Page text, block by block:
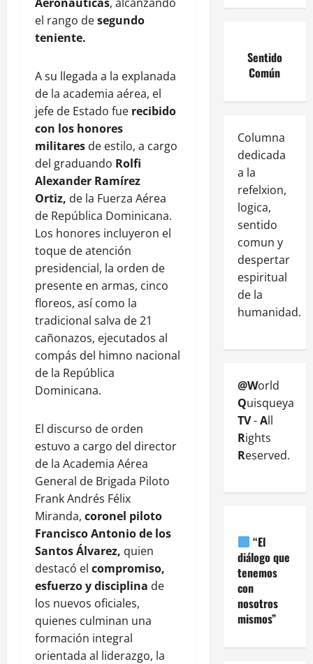
el rango desegundo
teniente.
A su llegada a la explanada
de la academia aérea, el
jefe de Estado fue recibido
con los honores
militares de estilo, a cargo
del graduando Rolfi
Alexander Ramírez
Ortiz, de la Fuerza Aérea
de República Dominicana.
Los honores incluyeron el
toque de atención
presidencial, la orden de
presente en armas, cinco
floreos, así como la
tradicional salva de 21
cañonazos, ejecutados al
compás del himno nacional
de la República
Dominicana.
El discurso de orden
estuvo a cargo del director
de la Academia Aérea
General de Brigada Piloto
Frank Andrés Félix
Miranda, coronel piloto
Francisco Antonio de los
Santos Álvarez, quien
destacó el compromiso,
esfuerzo y disciplina de
los nuevos oficiales,
quienes culminan una
formación integral
orientada al liderazgo, la
Sentido
Común
Columna
dedicada
a la
refelxion,
logica,
sentido
comun y
despertar
espiritual
de la
humanidad.
@World
Quisqueya
TV-All
Rights
Reserved.
“El
diálogo que
tenemos
con
nosotros
mismos”